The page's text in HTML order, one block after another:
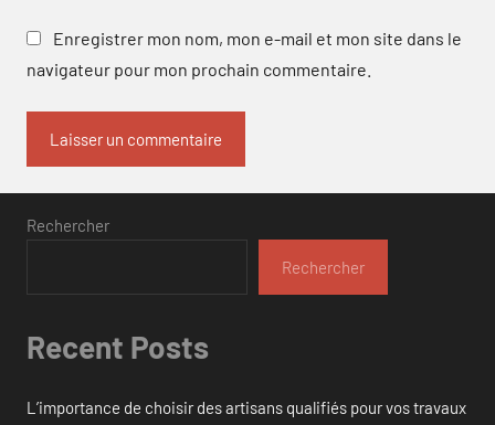
Enregistrer mon nom, mon e-mail et mon site dans le
navigateur pour mon prochain commentaire.
Rechercher
Rechercher
Recent Posts
L’importance de choisir des artisans qualifiés pour vos travaux